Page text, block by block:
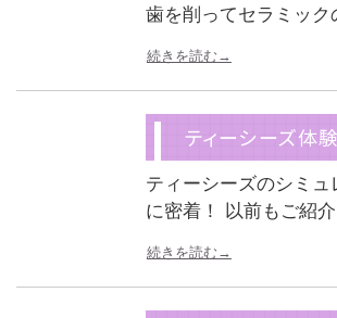
歯を削ってセラミッ
続きを読む→
ティーシーズ体
ティーシーズのシミュ
に密着！ 以前もご紹
続きを読む→